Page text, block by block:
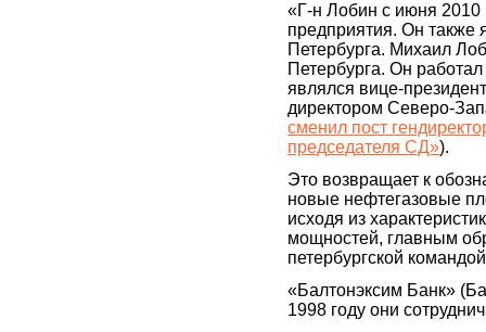
«Г-н Лобин с июня 2010
предприятия. Он также
Петербурга. Михаил
Петербурга. Он
являлся вице-
директором Северо-
сменил пост
председателя СД»).
Это возвращает к
новые нефтегазовые
исходя из
мощностей, главным
петербургской
«Балтонэксим Банк»
1998 году они